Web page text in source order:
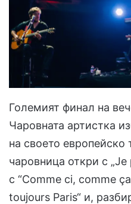
Големият финал на
Чаровната артистка
на своето европейско
чаровница откри с
с “Comme ci, comme
toujours Paris“ и,